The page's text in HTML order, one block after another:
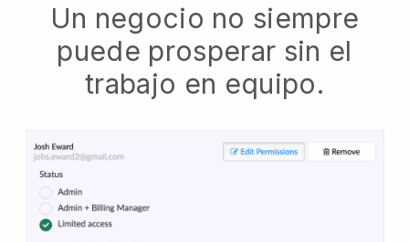
Un negocio no siempre
puede prosperar sin el
trabajo en equipo.